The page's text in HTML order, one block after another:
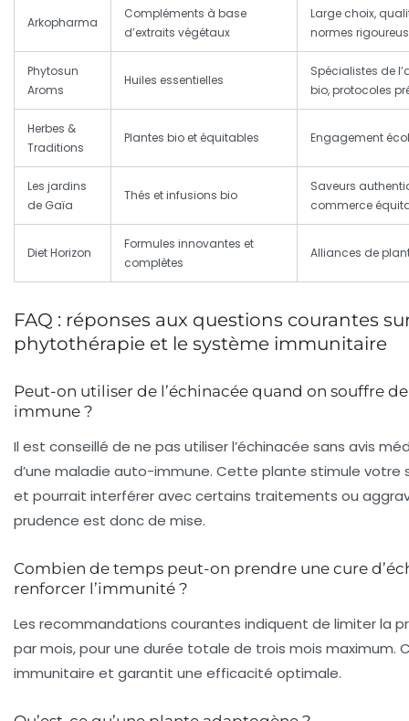
Arkopharma
Compléments à base
d’extraits végétaux
Large choix,
normes
Phytosun
Aroms
Huiles essentielles
Spécialistes de
bio, protocoles
Herbes &
Traditions
Plantes bio et équitables Engagement
Les jardins
de Gaïa
Thés et infusions bio
Saveurs
commerce
Diet Horizon
Formules innovantes et
complètes
Alliances de
FAQ : réponses aux questions courantes
phytothérapie et le système immunitaire
Peut-on utiliser de l’échinacée quand on souffre
immune ?
Il est conseillé de ne pas utiliser l’échinacée sans avis
d’une maladie auto-immune. Cette plante stimule votre
et pourrait interférer avec certains traitements ou
prudence est donc de mise.
Combien de temps peut-on prendre une cure
renforcer l’immunité ?
Les recommandations courantes indiquent de limiter la
par mois, pour une durée totale de trois mois maximum.
immunitaire et garantit une efficacité optimale.